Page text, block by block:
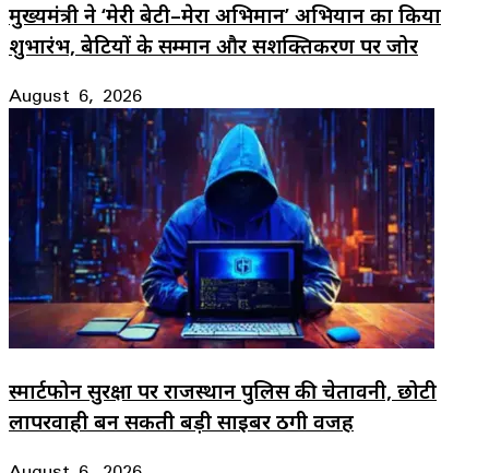
मुख्यमंत्री ने ‘मेरी बेटी–मेरा अभिमान’ अभियान का किया
शुभारंभ, बेटियों के सम्मान और सशक्तिकरण पर जोर
August 6, 2026
स्मार्टफोन सुरक्षा पर राजस्थान पुलिस की चेतावनी, छोटी
लापरवाही बन सकती बड़ी साइबर ठगी वजह